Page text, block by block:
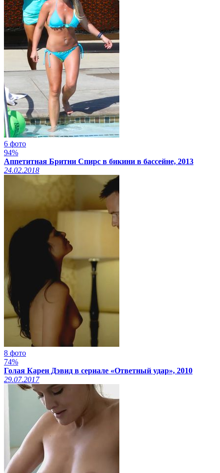
6 фото
94%
Аппетитная Бритни Спирс в бикини в бассейне, 2013
24.02.2018
8 фото
74%
Голая Карен Дэвид в сериале «Ответный удар», 2010
29.07.2017